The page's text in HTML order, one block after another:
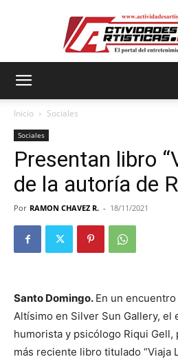
Inicio Sociales
Sociales
Presentan libro
de la autoría de
Por RAMON CHAVEZ R. - 18/11/2021
Santo Domingo. En un
Altísimo en Silver Sun Gallery, el
humorista y psicólogo Riqui
más reciente libro titulado “Viaja